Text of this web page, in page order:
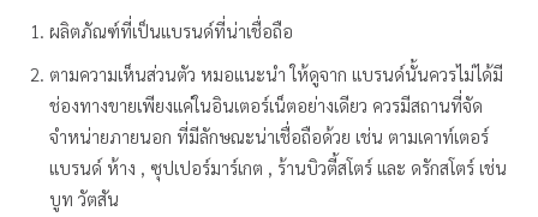
ผลิตภัณฑ์ที่เป็นแบรนด์ที่น่าเชื่อถือ
ตามความเห็นส่วนตัว หมอแนะนำ ให้ดูจาก แบรนด์นั้นควรไม่ได้มี
ช่องทางขายเพียงแค่ในอินเตอร์เน็ตอย่างเดียว ควรมีสถานที่จัด
จำหน่ายภายนอก ที่มีลักษณะน่าเชื่อถือด้วย เช่น ตามเคาท์เตอร์
แบรนด์ ห้าง , ซุปเปอร์มาร์เกต , ร้านบิวตี้สโตร์ และ ดรักสโตร์ เช่น
บูท วัตสัน